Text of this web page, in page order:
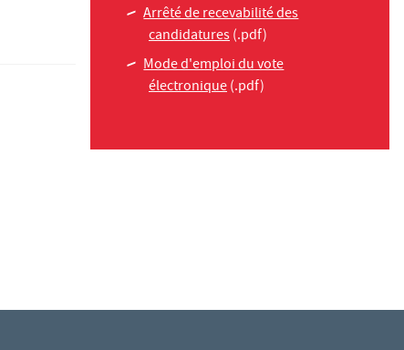
Arrêté de recevabilité des
candidatures(.pdf)
Mode d'emploi du vote
électronique(.pdf)